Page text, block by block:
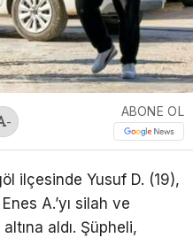
-
ABONE OL
ilçesinde Yusuf D. (19),
A.’yı silah ve
aldı. Şüpheli,